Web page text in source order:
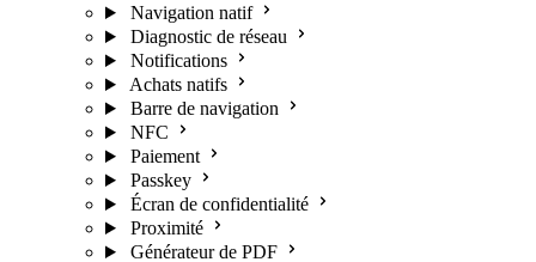
Navigation natif
Diagnostic de réseau
Notifications
Achats natifs
Barre de navigation
NFC
Paiement
Passkey
Écran de confidentialité
Proximité
Générateur de PDF